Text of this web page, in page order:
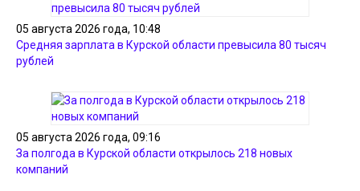
05 августа 2026 года, 10:48
Средняя зарплата в Курской области превысила 80 тысяч
рублей
05 августа 2026 года, 09:16
За полгода в Курской области открылось 218 новых
компаний